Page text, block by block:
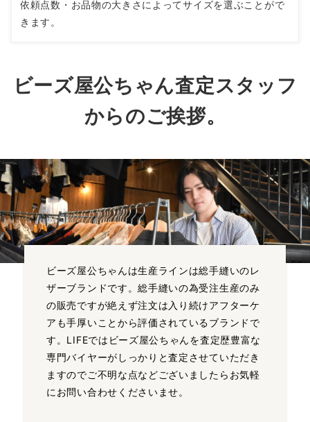
依頼点数・お品物の大きさによってサイズを選ぶことがで
きます。
ビーズ屋公ちゃん査定スタッフ
からのご挨拶。
ビーズ屋公ちゃんは生産ラインは総手縫いのレ
ザーブランドです。総手縫いの為受注生産のみ
の販売ですが絶えず注文は入り続けアフターケ
アも手厚いことから評価されているブランドで
す。LIFEではビーズ屋公ちゃんを査定歴豊富な
専門バイヤーがしっかりと査定させていただき
ますのでご不明な点などございましたらお気軽
にお問い合わせくださいませ。